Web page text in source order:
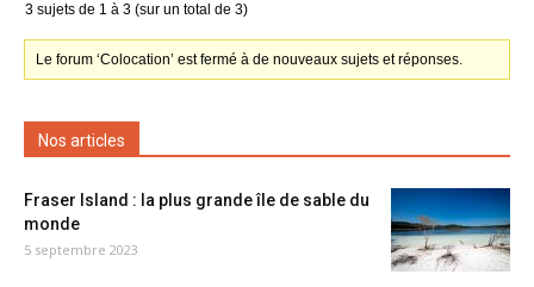
3 sujets de 1 à 3 (sur un total de 3)
Le forum ‘Colocation’ est fermé à de nouveaux sujets et réponses.
Nos articles
Fraser Island : la plus grande île de sable du
monde
5 septembre 2023